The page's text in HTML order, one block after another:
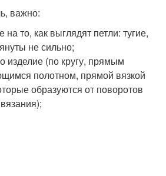
важно:
то, как выглядят петли: тугие,
не сильно;
изделие (по кругу, прямым
полотном, прямой вязкой
образуются от поворотов